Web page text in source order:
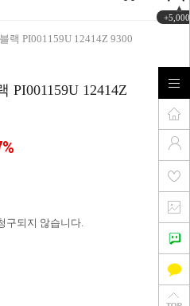
랙 PI001159U 12414Z 9300
PI001159U 12414Z
%
구되지 않습니다.